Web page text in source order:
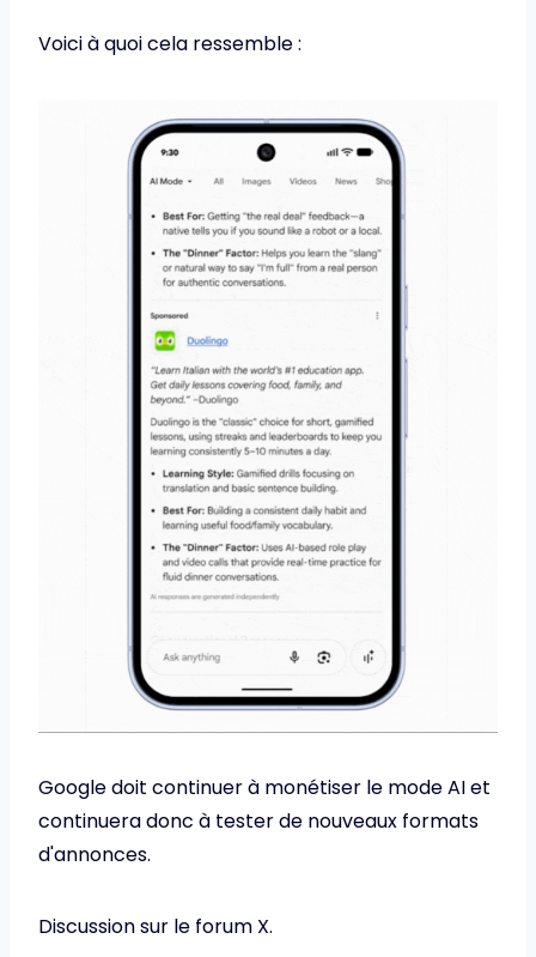
Voici à quoi cela ressemble :
Google doit continuer à monétiser le mode AI et
continuera donc à tester de nouveaux formats
d'annonces.
Discussion sur le forum X.